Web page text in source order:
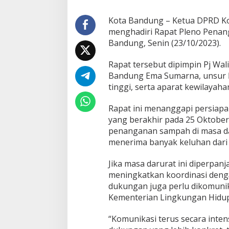
a
w
n
M
i
n
a
P
e
m
k
t
G
a
n
d
n
Kota Bandung – Ketua DPRD
menghadiri Rapat Pleno
Bandung, Senin (23/10/2023).
Rapat tersebut dipimpin Pj
Bandung Ema Sumarna,
tinggi, serta aparat
Rapat ini menanggapi
yang berakhir pada 25
penanganan sampah di masa
menerima banyak keluhan
Jika masa darurat ini
meningkatkan koordinasi
dukungan juga perlu
Kementerian Lingkungan
“Komunikasi terus secara